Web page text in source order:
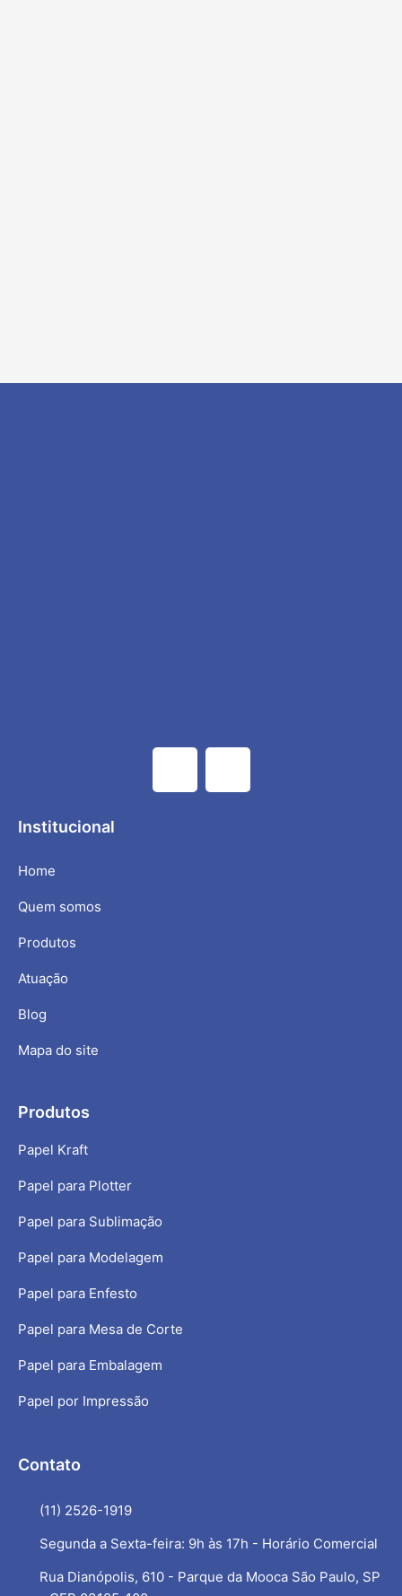
Institucional
Home
Quem somos
Produtos
Atuação
Blog
Mapa do site
Produtos
Papel Kraft
Papel para Plotter
Papel para Sublimação
Papel para Modelagem
Papel para Enfesto
Papel para Mesa de Corte
Papel para Embalagem
Papel por Impressão
Contato
(11) 2526-1919
Segunda a Sexta-feira: 9h às 17h - Horário Comercial
Rua Dianópolis, 610 - Parque da Mooca São Paulo, SP